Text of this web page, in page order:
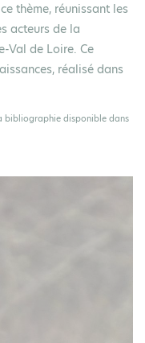
thème, réunissant les
acteurs de la
Val de Loire. Ce
réalisé dans
bibliographie disponible dans